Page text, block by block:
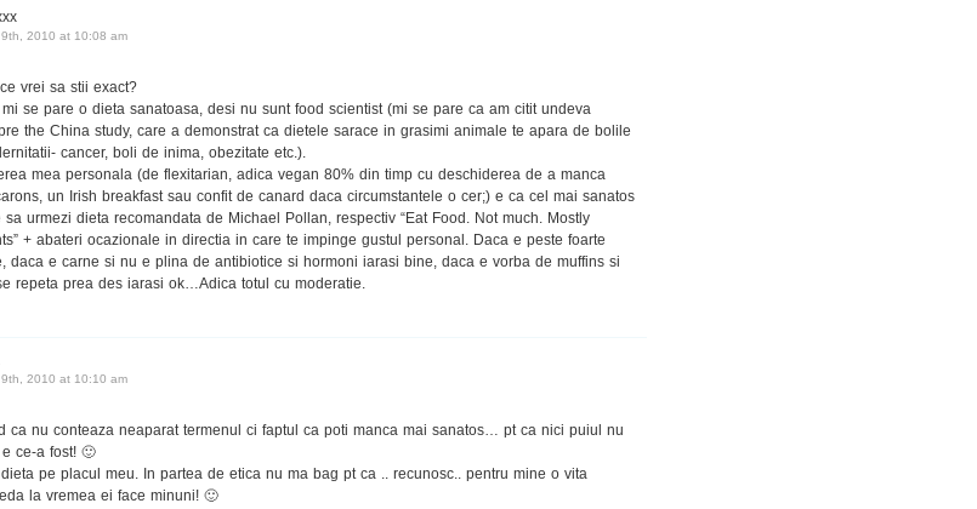
2010 at 10:08 am
vrei sa stii exact?
mi se pare o dieta sanatoasa, desi nu sunt food scientist (mi se pare ca am citit undeva
the China study, care a demonstrat ca dietele sarace in grasimi animale te apara de bolile
cancer, boli de inima, obezitate etc.).
mea personala (de flexitarian, adica vegan 80% din timp cu deschiderea de a manca
un Irish breakfast sau confit de canard daca circumstantele o cer;) e ca cel mai sanatos
sa urmezi dieta recomandata de Michael Pollan, respectiv “Eat Food. Not much. Mostly
+ abateri ocazionale in directia in care te impinge gustul personal. Daca e peste foarte
daca e carne si nu e plina de antibiotice si hormoni iarasi bine, daca e vorba de muffins si
repeta prea des iarasi ok…Adica totul cu moderatie.
2010 at 10:10 am
ca nu conteaza neaparat termenul ci faptul ca poti manca mai sanatos… pt ca nici puiul nu
ce-a fost! 🙂
pe placul meu. In partea de etica nu ma bag pt ca .. recunosc.. pentru mine o vita
la vremea ei face minuni! 🙂